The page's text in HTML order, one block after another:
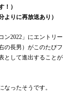
）
りに再放送あり）
ン2022」にエントリー
の長男）がこのたびフ
として進出することが
ったそうです。